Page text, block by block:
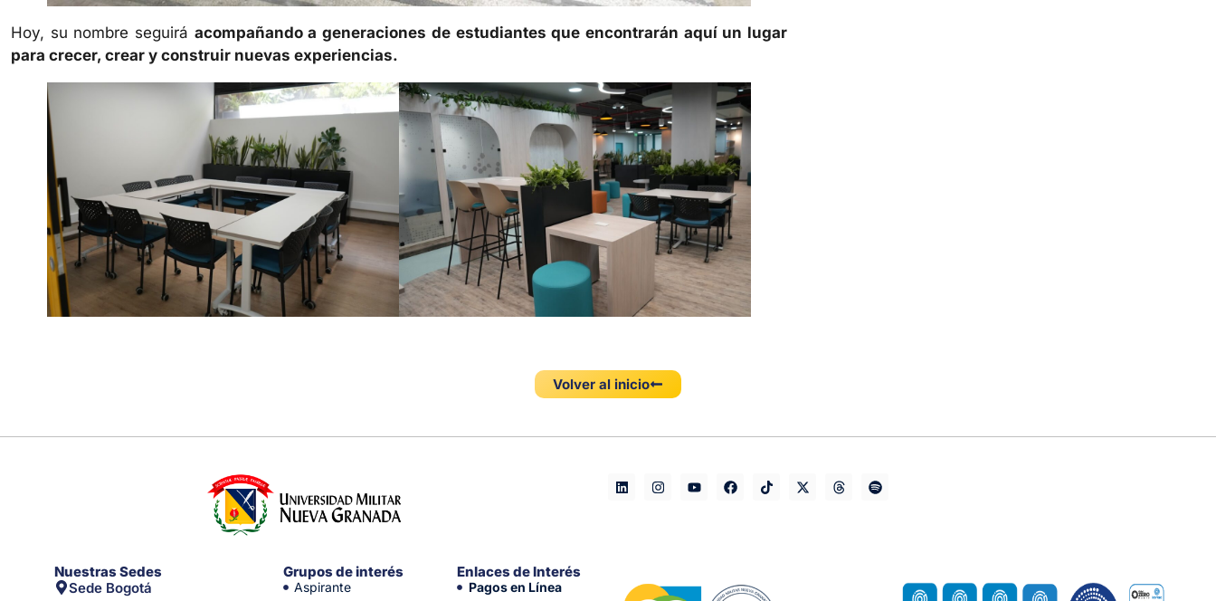
Hoy, su nombre seguirá acompañando a generaciones de estudiantes que encontrarán aquí un lugar
para crecer, crear y construir nuevas experiencias.
Volver al inicio
Nuestras Sedes
Sede Bogotá
Grupos de interés
Aspirante
Enlaces de Interés
Pagos en Línea